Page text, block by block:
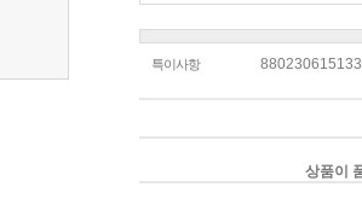
특이사항
상품이